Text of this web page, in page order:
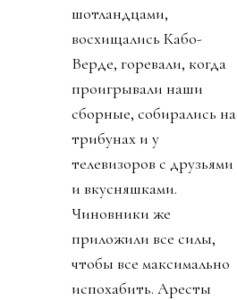
шотландцами,
восхищались Кабо-
Верде, горевали, когда
проигрывали наши
сборные, собирались на
трибунах и у
телевизоров с друзьями
и вкусняшками.
Чиновники же
приложили все силы,
чтобы все максимально
испохабить. Аресты